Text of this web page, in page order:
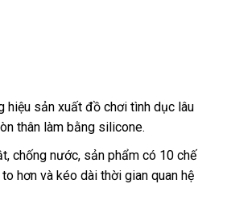
hiệu sản xuất đồ chơi tình dục lâu
thân làm bằng silicone.
khách
hàng
, chống nướchàng
giả
, sản phẩm có 10 chế
hơn đăng
và kéo dài thời gian quan hệ